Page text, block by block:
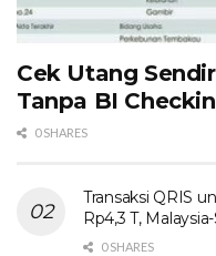
Cek Utang
Tanpa BI
0 SHARES
Transaksi QRIS
Rp4,3 T,
0 SHARES